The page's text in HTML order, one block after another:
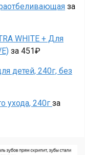
за
WHITE + Для
за 451₽
детей, 240г, без
ухода, 240г за